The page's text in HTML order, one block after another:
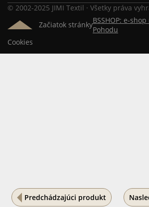
Predchádzajúci produkt
© 2002-2025 JIMI Textil · Všetky práva
Začiatok stránkyBSSHOP: e-
Pohodu
Cookies